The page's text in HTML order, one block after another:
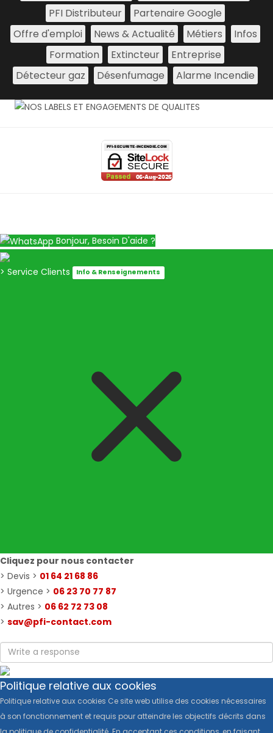
PFI Distributeur
Partenaire Google
Offre d'emploi
News & Actualité Métiers
Infos
Formation
Extincteur
Entreprise
Détecteur gaz
Désenfumage Alarme Incendie
Bonjour, Besoin D'aide ?
> Service Clients Info & Renseignements
Cliquez pour nous contacter
> Devis > 01 64 21 68 86
> Urgence > 06 23 70 77 87
> Autres > 06 62 72 73 08
> sav@pfi-contact.com
Politique relative aux cookies
Politique relative aux cookies Ce site web utilise des cookies nécessaires
à son fonctionnement et requis pour atteindre les objectifs décrits dans